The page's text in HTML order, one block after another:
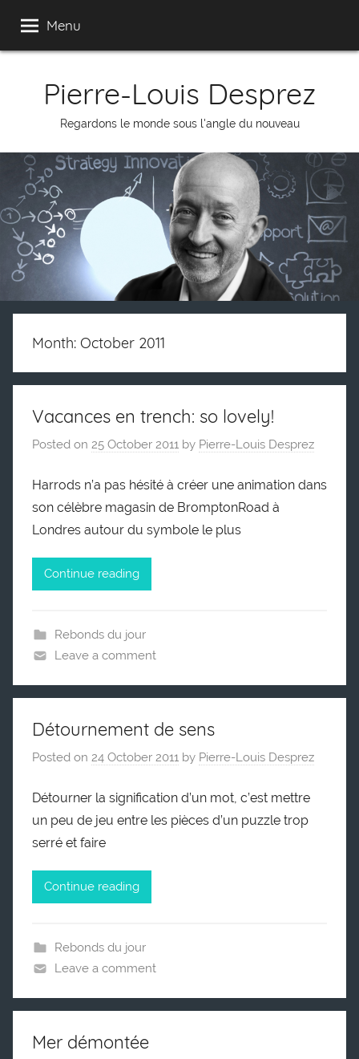
content
Menu
Pierre-Louis Desprez
Regardons le monde sous l'angle du nouveau
Month: October 2011
Vacances en trench: so lovely!
Posted on 25 October 2011 by Pierre-Louis Desprez
Harrods n’a pas hésité à créer une animation dans
son célèbre magasin de BromptonRoad à
Londres autour du symbole le plus
Continue reading
Rebonds du jour
Leave a comment
Détournement de sens
Posted on 24 October 2011 by Pierre-Louis Desprez
Détourner la signification d’un mot, c’est mettre
un peu de jeu entre les pièces d’un puzzle trop
serré et faire
Continue reading
Rebonds du jour
Leave a comment
Mer démontée